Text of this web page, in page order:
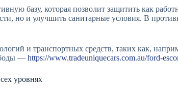
базу, которая позволит защитить как
но и улучшить санитарные условия. В
и транспортных средств, таких как,
— https://www.tradeuniquecars.com.au/ford-
уровнях